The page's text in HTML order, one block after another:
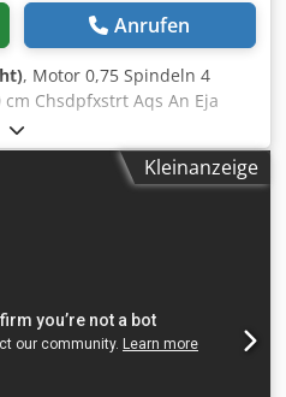
Anrufen
, Motor 0,75 Spindeln 4
Chsdpfxstrt Aqs An Eja
2
Kleinanzeige